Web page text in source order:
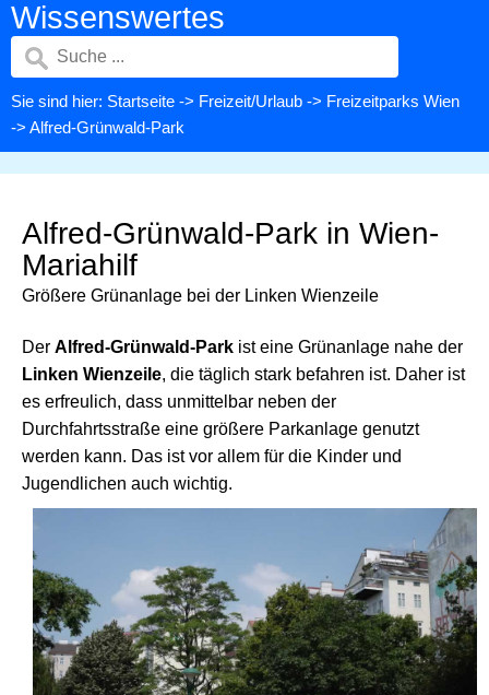
Wissenswertes
Sie sind hier: Startseite -> Freizeit/Urlaub -> Freizeitparks Wien
-> Alfred-Grünwald-Park
Alfred-Grünwald-Park in Wien-
Mariahilf
Größere Grünanlage bei der Linken Wienzeile
Der Alfred-Grünwald-Park ist eine Grünanlage nahe der
Linken Wienzeile, die täglich stark befahren ist. Daher ist
es erfreulich, dass unmittelbar neben der
Durchfahrtsstraße eine größere Parkanlage genutzt
werden kann. Das ist vor allem für die Kinder und
Jugendlichen auch wichtig.